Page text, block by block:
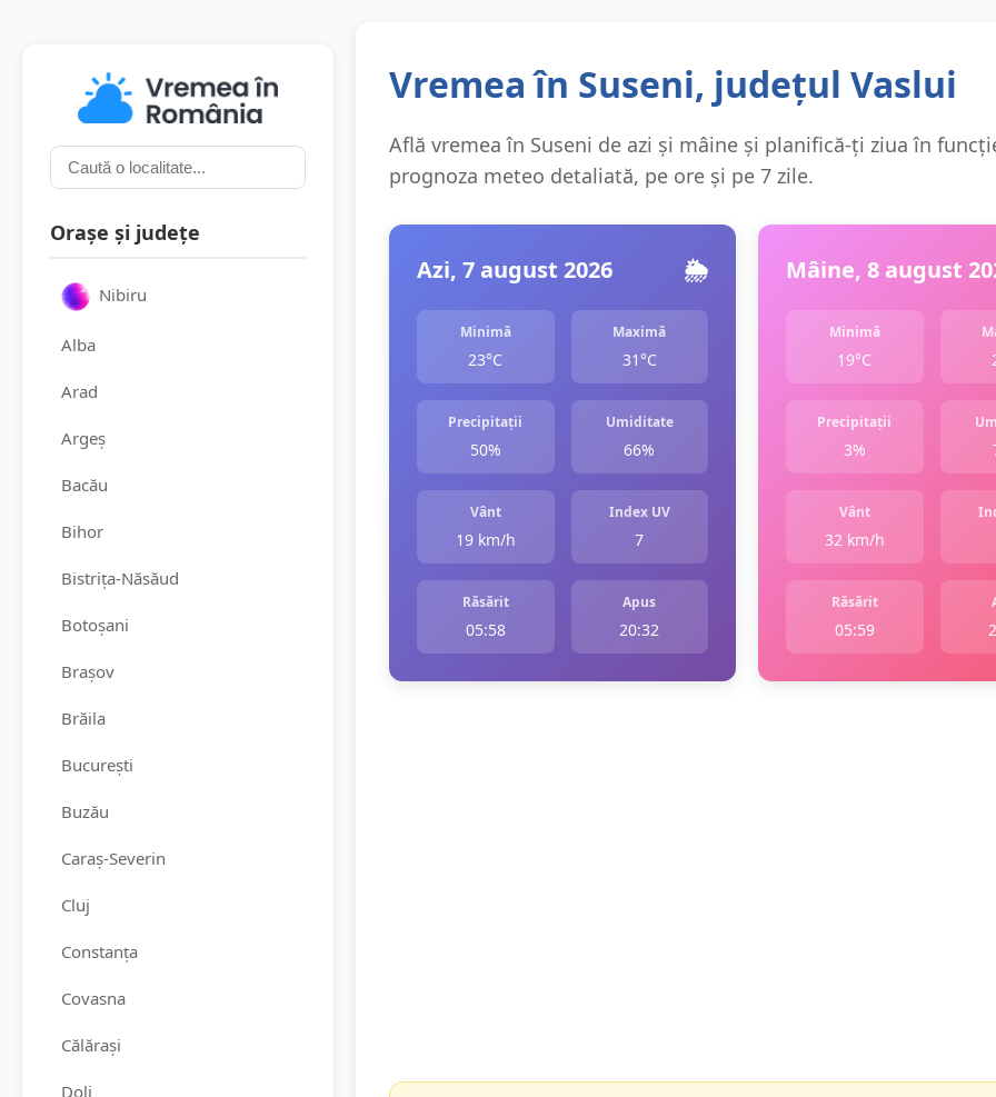
Orașe și județe
Nibiru
Alba
Arad
Argeș
Bacău
Bihor
Bistrița-Năsăud
Botoșani
Brașov
Brăila
București
Buzău
Caraș-Severin
Cluj
Constanța
Covasna
Călărași
Dolj
Vremea în Suseni, județul Vaslui
Află vremea în Suseni de azi și mâine și planifică-ți ziua în
prognoza meteo detaliată, pe ore și pe 7 zile.
Azi, 7 august 2026 🌦️
Minimă
23°C
Maximă
31°C
Precipitații
50%
Umiditate
66%
Vânt
19 km/h
Index UV
7
Răsărit
05:58
Apus
20:32
Mâine, 8 august
Minimă
19°C
Precipitații
3%
Vânt
32 km/h
Răsărit
05:59